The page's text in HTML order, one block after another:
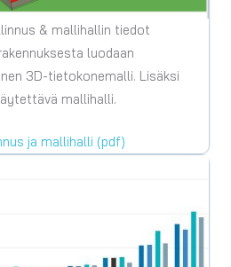
& mallihallin tiedot
luodaan
3D-tietokonemalli. Lisäksi
mallihalli.
ja mallihalli (pdf)